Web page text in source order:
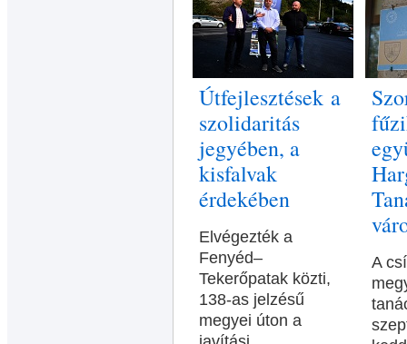
Útfejlesztések a
szolidaritás
jegyében, a
kisfalvak
érdekében
Elvégezték a
Fenyéd–
Tekerőpatak közti,
138-as jelzésű
megyei úton a
A